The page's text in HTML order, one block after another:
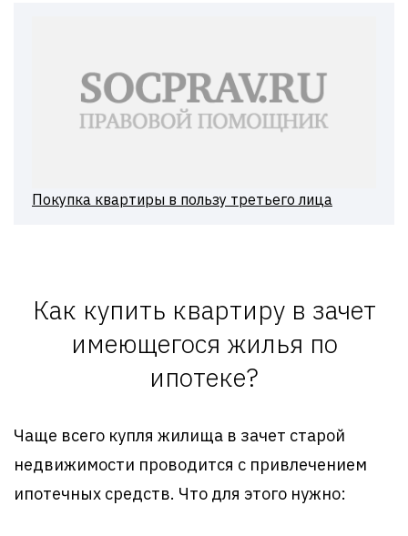
Покупка квартиры в пользу третьего лица
Как купить квартиру в зачет
имеющегося жилья по
ипотеке?
Чаще всего купля жилища в зачет старой
недвижимости проводится с привлечением
ипотечных средств. Что для этого нужно: